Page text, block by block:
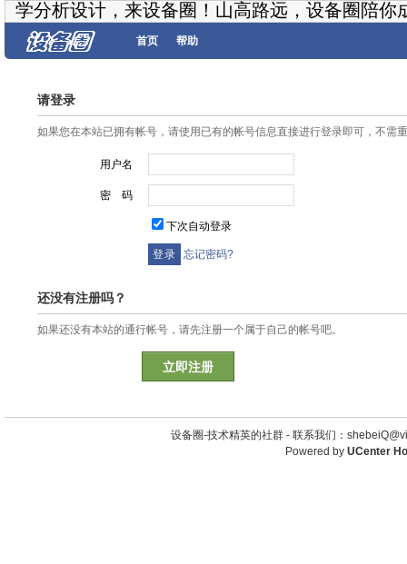
学分析设计，来设备圈！山高路远，设备圈陪你
首页 帮助
请登录
如果您在本站已拥有帐号，请使用已有的帐号信息直接进行登录即可，不需
用户名
密 码
下次自动登录
忘记密码?
还没有注册吗？
如果还没有本站的通行帐号，请先注册一个属于自己的帐号吧。
立即注册
设备圈-技术精英的社群 - 联系我们：
Powered by UCenter